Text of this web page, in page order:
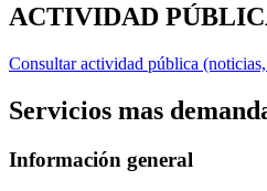
ACTIVIDAD
Consultar actividad pública
Servicios mas
Información general